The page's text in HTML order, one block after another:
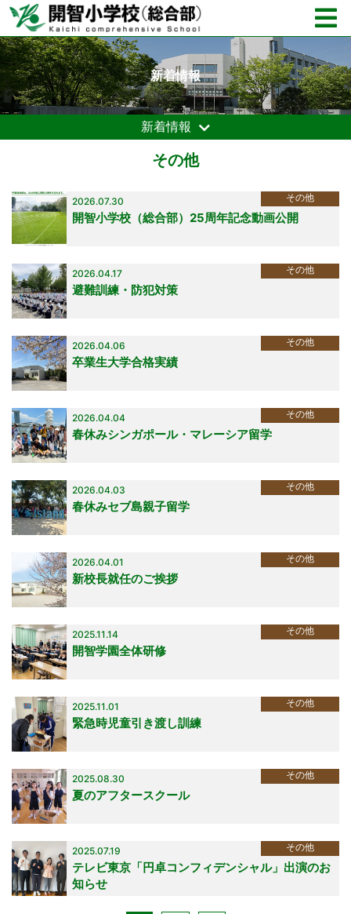
新着情報
新着情報
その他
2026.07.30 その他
開智小学校（総合部）25周年記念動画公開
2026.04.17 その他
避難訓練・防犯対策
2026.04.06 その他
卒業生大学合格実績
2026.04.04 その他
春休みシンガポール・マレーシア留学
2026.04.03 その他
春休みセブ島親子留学
2026.04.01 その他
新校長就任のご挨拶
2025.11.14 その他
開智学園全体研修
2025.11.01 その他
緊急時児童引き渡し訓練
2025.08.30 その他
夏のアフタースクール
2025.07.19 その他
テレビ東京「円卓コンフィデンシャル」出演のお
知らせ